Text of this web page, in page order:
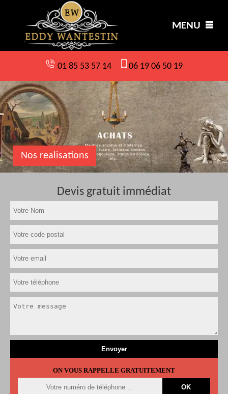
MENU
01 85 53 57 14 06 19 06 50 19
Nos realisations
Devis gratuit immédiat
ON VOUS RAPPELLE GRATUITEMENT